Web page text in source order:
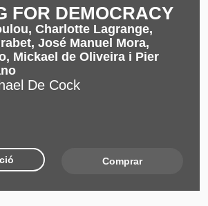
FOR DEMOCRACY
Charlotte Lagrange,
José Manuel Mora,
Mickael de Oliveira i Pier
De Cock
Comprar